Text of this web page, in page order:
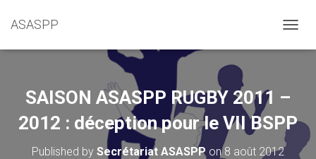
ASASPP
SAISON ASASPP RUGBY 2011 –
2012 : déception pour le VII BSPP
Published by Secrétariat ASASPP on8 août 2012